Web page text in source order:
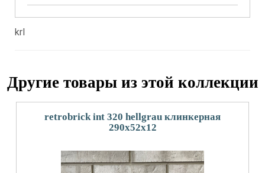
krl
Другие товары из этой коллекции
retrobrick int 320 hellgrau клинкерная
290х52х12